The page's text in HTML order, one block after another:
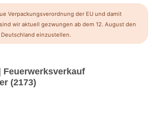
Verpackungsverordnung der EU und damit
wir aktuell gezwungen ab dem 12. August den
einzustellen.
Feuerwerksverkauf
(2173)